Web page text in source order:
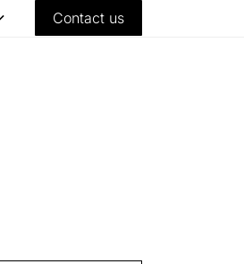
Contact us